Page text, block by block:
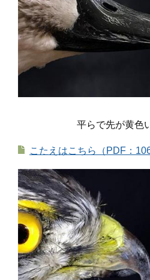
平らで先が黄色
こたえはこちら（PDF：